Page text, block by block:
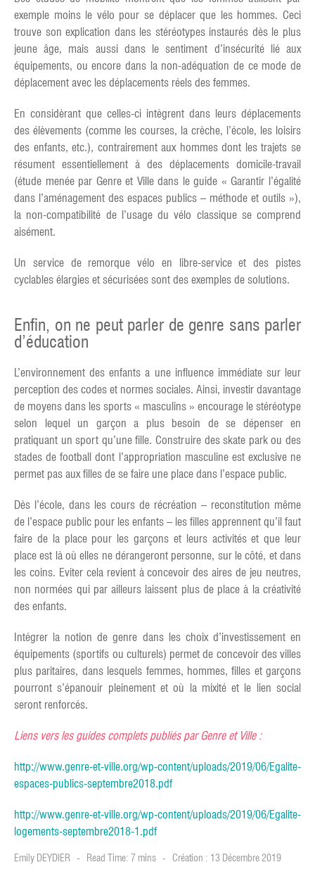
exemple moins le vélo pour se déplacer que les hommes. Ceci
trouve son explication dans les stéréotypes instaurés dès le plus
jeune âge, mais aussi dans le sentiment d’insécurité lié aux
équipements, ou encore dans la non-adéquation de ce mode de
déplacement avec les déplacements réels des femmes.
En considèrant que celles-ci intègrent dans leurs déplacements
des élèvements (comme les courses, la crèche, l’école, les loisirs
des enfants, etc.), contrairement aux hommes dont les trajets se
résument essentiellement à des déplacements domicile-travail
(étude menée par Genre et Ville dans le guide « Garantir l’égalité
dans l’aménagement des espaces publics – méthode et outils »),
la non-compatibilité de l’usage du vélo classique se comprend
aisément.
Un service de remorque vélo en libre-service et des pistes
cyclables élargies et sécurisées sont des exemples de solutions.
Enfin, on ne peut parler de genre sans parler
d’éducation
L’environnement des enfants a une influence immédiate sur leur
perception des codes et normes sociales. Ainsi, investir davantage
de moyens dans les sports « masculins » encourage le stéréotype
selon lequel un garçon a plus besoin de se dépenser en
pratiquant un sport qu’une fille. Construire des skate park ou des
stades de football dont l’appropriation masculine est exclusive ne
permet pas aux filles de se faire une place dans l’espace public.
Dès l’école, dans les cours de récréation – reconstitution même
de l’espace public pour les enfants – les filles apprennent qu’il faut
faire de la place pour les garçons et leurs activités et que leur
place est là où elles ne dérangeront personne, sur le côté, et dans
les coins. Eviter cela revient à concevoir des aires de jeu neutres,
non normées qui par ailleurs laissent plus de place à la créativité
des enfants.
Intégrer la notion de genre dans les choix d’investissement en
équipements (sportifs ou culturels) permet de concevoir des villes
plus paritaires, dans lesquels femmes, hommes, filles et garçons
pourront s’épanouir pleinement et où la mixité et le lien social
seront renforcés.
Liens vers les guides complets publiés par Genre et Ville :
http://www.genre-et-ville.org/wp-content/uploads/2019/06/Egalite-
espaces-publics-septembre2018.pdf
http://www.genre-et-ville.org/wp-content/uploads/2019/06/Egalite-
logements-septembre2018-1.pdf
Emily DEYDIER Read Time: 7 mins Création : 13 Décembre 2019